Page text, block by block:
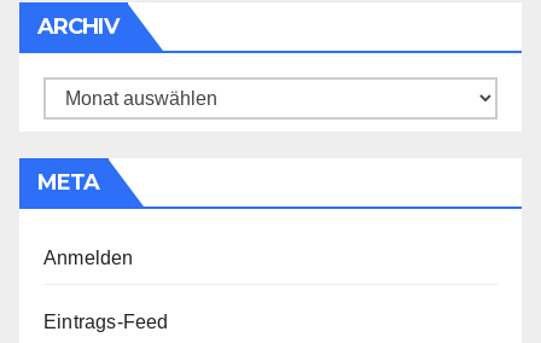
ARCHIV
Archiv
META
Anmelden
Eintrags-Feed